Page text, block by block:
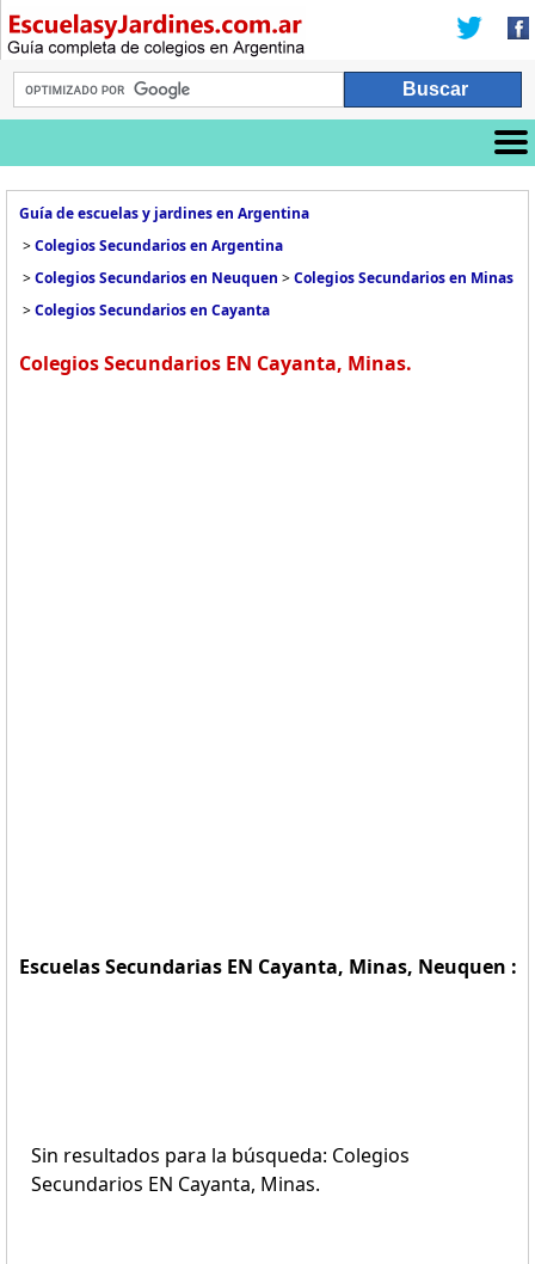
Guía de escuelas y jardines en Argentina
>Colegios Secundarios en Argentina
>Colegios Secundarios en Neuquen >Colegios Secundarios en Minas
>Colegios Secundarios en Cayanta
Colegios Secundarios EN Cayanta, Minas.
Escuelas Secundarias EN Cayanta, Minas, Neuquen :
Sin resultados para la búsqueda: Colegios
Secundarios EN Cayanta, Minas.